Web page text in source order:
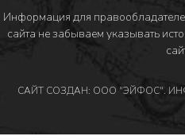
Информация для
сайта не забываем указывать
САЙТ СОЗДАН: ООО "ЭЙФОС".